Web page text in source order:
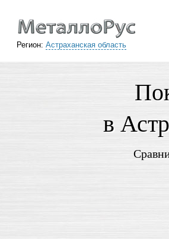
Регион: Астраханская область
в